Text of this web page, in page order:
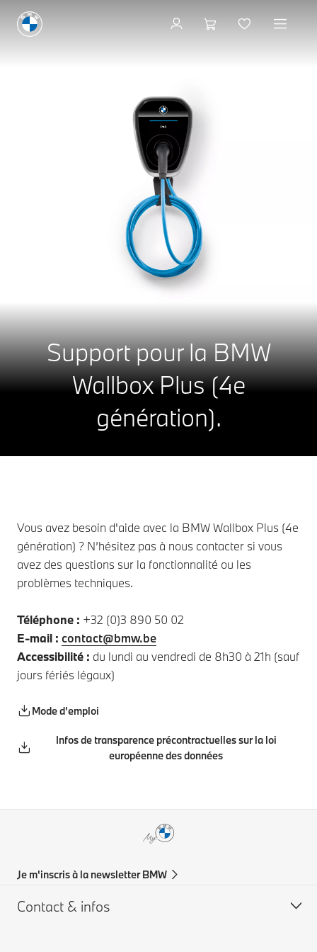
Support pour la BMW
Wallbox Plus (4e
génération).
Vous avez besoin d'aide avec la BMW Wallbox Plus (4e
génération) ? N’hésitez pas à nous contacter si vous
avez des questions sur la fonctionnalité ou les
problèmes techniques.
Téléphone : +32 (0)3 890 50 02
E-mail : contact@bmw.be
Accessibilité : du lundi au vendredi de 8h30 à 21h (sauf
jours fériés légaux)
Mode d’emploi
Infos de transparence précontractuelles sur la loi
européenne des données
Je m'inscris à la newsletter BMW
Contact & infos